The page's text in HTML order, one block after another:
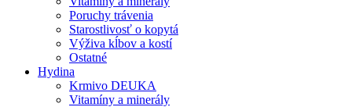
Poruchy trávenia
Starostlivosť o kopytá
Výživa kĺbov a kostí
Ostatné
Hydina
Krmivo DEUKA
Vitamíny a minerály